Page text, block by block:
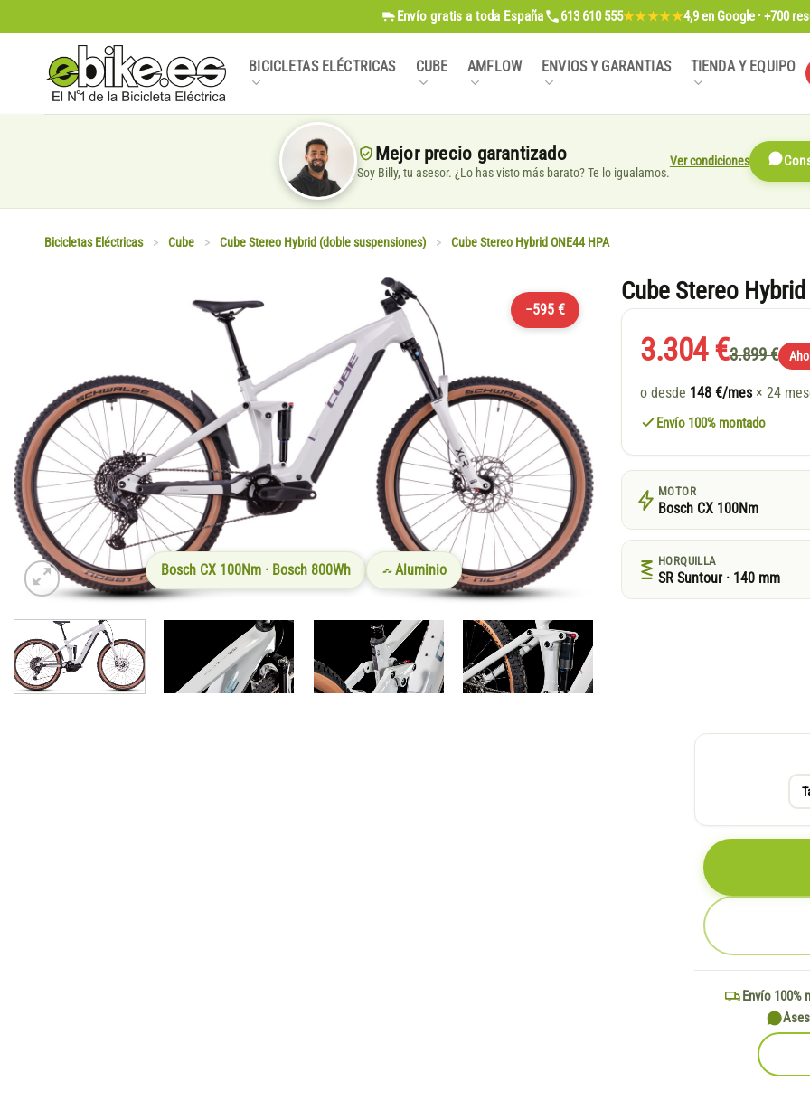
al
contenido
Envío gratis a toda España 613 610 555★★★★★4,9en Google · +700
BICICLETAS ELÉCTRICAS CUBE AMFLOW ENVIOS Y GARANTIAS TIENDA Y EQUIPO
Mejor precio garantizado
Soy Billy, tu asesor. ¿Lo has visto más barato? Te lo igualamos.
Ver condiciones
Bicicletas Eléctricas > Cube > Cube Stereo Hybrid (doble suspensiones) > Cube Stereo Hybrid ONE44 HPA
−595 €
Bosch CX 100Nm · Bosch 800Wh Aluminio
Cube Stereo
3.304 €3.899 €
o desde 148 €/mes × 24
Envío 100% montado
MOTOR
Bosch CX 100Nm
HORQUILLA
SR Suntour · 140 mm
Envío 100%